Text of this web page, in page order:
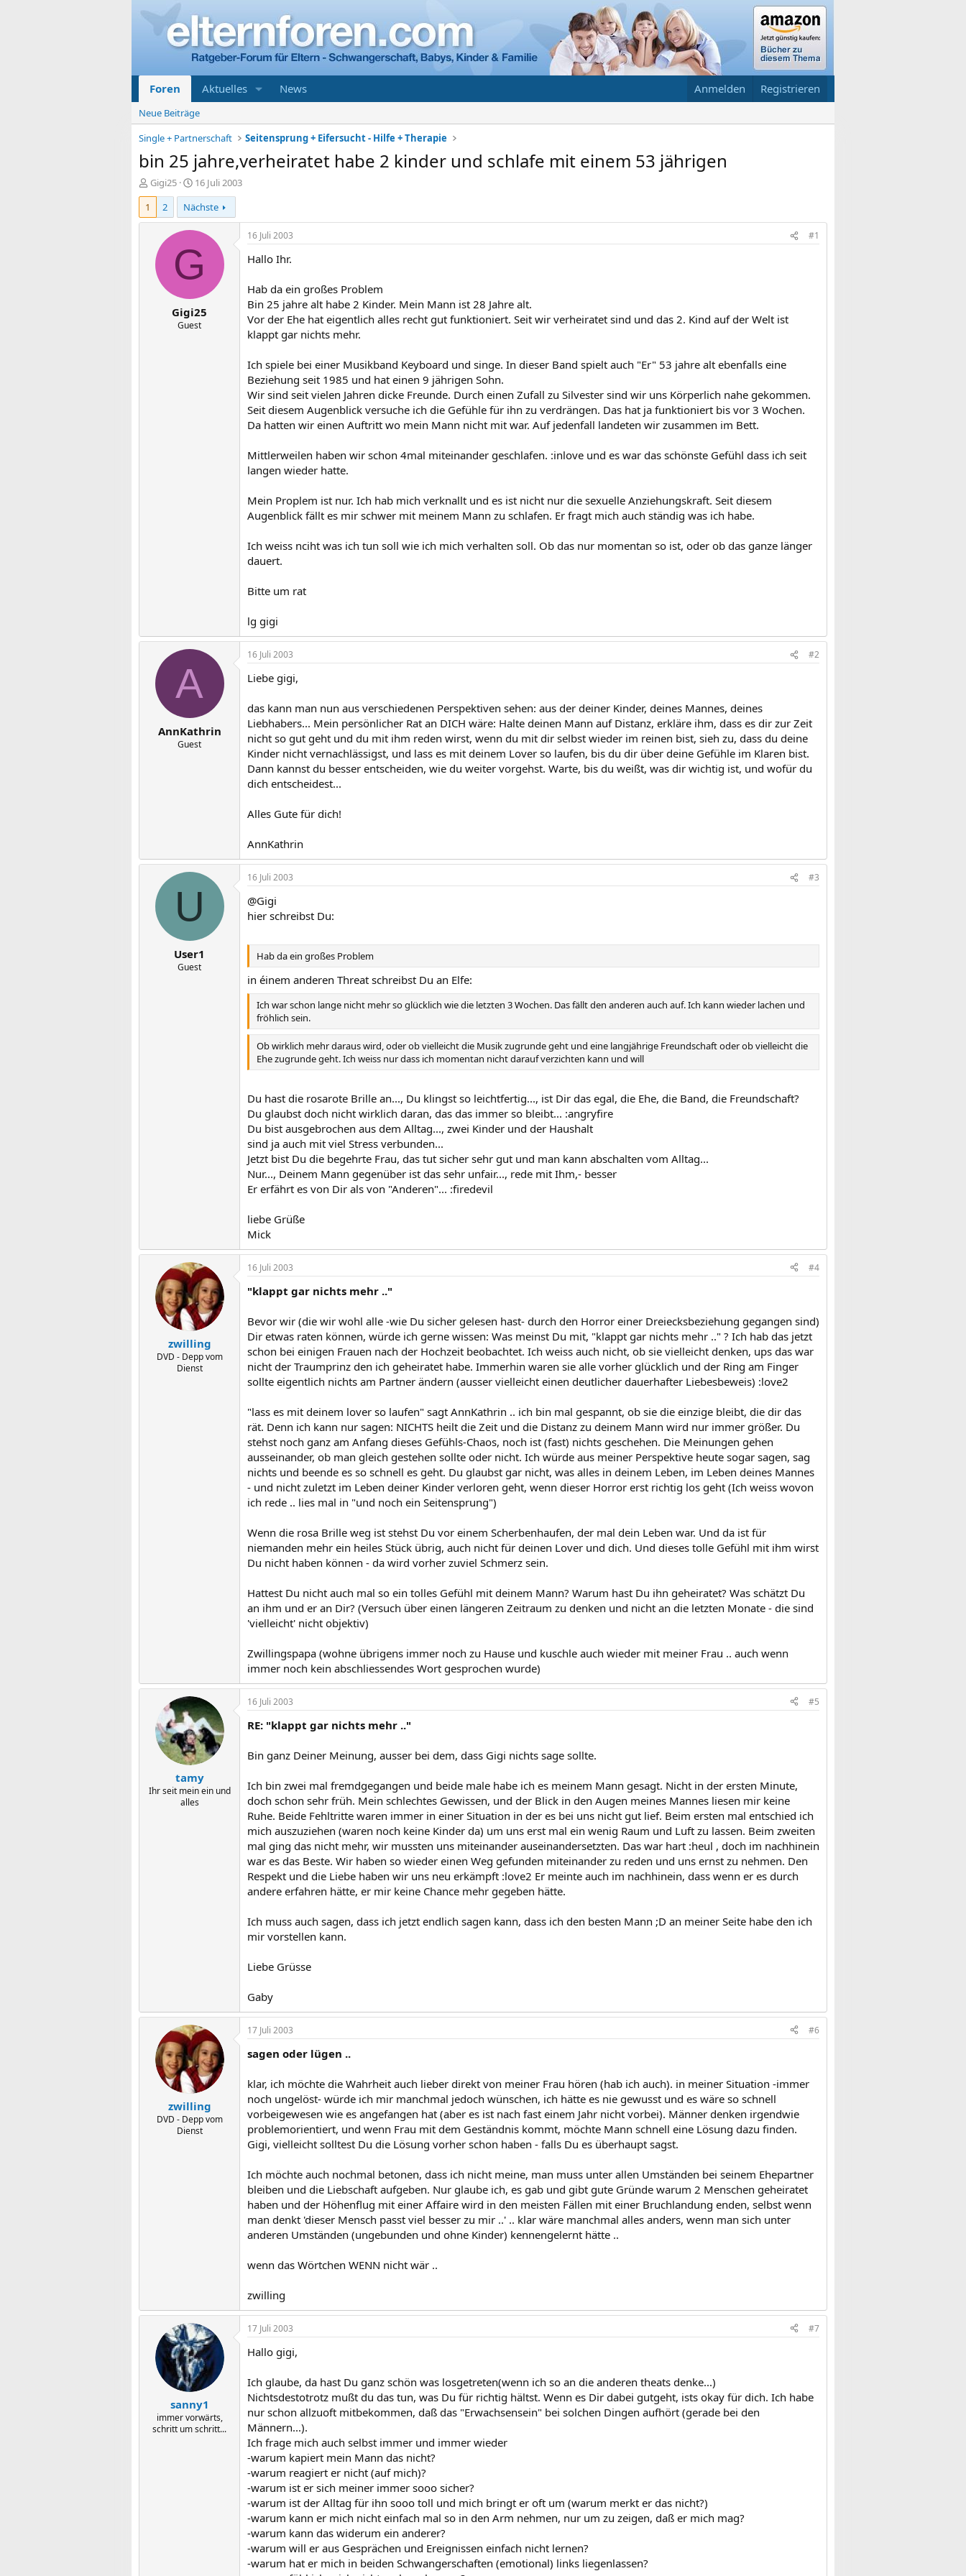
Foren Aktuelles News Anmelden Registrieren
Neue Beiträge
Single + Partnerschaft
Seitensprung + Eifersucht - Hilfe + Therapie
bin 25 jahre,verheiratet habe 2 kinder und schlafe mit einem 53 jährigen
E
r
t
Gigi25
E
r
s
t
e
l
t
m
16 Juli 2003
1
2 Nächste
G
Gigi25
Guest
16 Juli 2003 #1
Hallo Ihr.
Hab da ein großes Problem
Bin 25 jahre alt habe 2 Kinder. Mein Mann ist 28 Jahre alt.
Vor der Ehe hat eigentlich alles recht gut funktioniert. Seit wir verheiratet sind und das 2. Kind auf der Welt ist
klappt gar nichts mehr.
Ich spiele bei einer Musikband Keyboard und singe. In dieser Band spielt auch "Er" 53 jahre alt ebenfalls eine
Beziehung seit 1985 und hat einen 9 jährigen Sohn.
Wir sind seit vielen Jahren dicke Freunde. Durch einen Zufall zu Silvester sind wir uns Körperlich nahe gekommen.
Seit diesem Augenblick versuche ich die Gefühle für ihn zu verdrängen. Das hat ja funktioniert bis vor 3 Wochen.
Da hatten wir einen Auftritt wo mein Mann nicht mit war. Auf jedenfall landeten wir zusammen im Bett.
Mittlerweilen haben wir schon 4mal miteinander geschlafen. :inlove und es war das schönste Gefühl dass ich seit
langen wieder hatte.
Mein Proplem ist nur. Ich hab mich verknallt und es ist nicht nur die sexuelle Anziehungskraft. Seit diesem
Augenblick fällt es mir schwer mit meinem Mann zu schlafen. Er fragt mich auch ständig was ich habe.
Ich weiss nciht was ich tun soll wie ich mich verhalten soll. Ob das nur momentan so ist, oder ob das ganze länger
dauert.
Bitte um rat
lg gigi
A
AnnKathrin
Guest
16 Juli 2003 #2
Liebe gigi,
das kann man nun aus verschiedenen Perspektiven sehen: aus der deiner Kinder, deines Mannes, deines
Liebhabers... Mein persönlicher Rat an DICH wäre: Halte deinen Mann auf Distanz, erkläre ihm, dass es dir zur Zeit
nicht so gut geht und du mit ihm reden wirst, wenn du mit dir selbst wieder im reinen bist, sieh zu, dass du deine
Kinder nicht vernachlässigst, und lass es mit deinem Lover so laufen, bis du dir über deine Gefühle im Klaren bist.
Dann kannst du besser entscheiden, wie du weiter vorgehst. Warte, bis du weißt, was dir wichtig ist, und wofür du
dich entscheidest...
Alles Gute für dich!
AnnKathrin
U
User1
Guest
16 Juli 2003 #3
@Gigi
hier schreibst Du:
Hab da ein großes Problem
in éinem anderen Threat schreibst Du an Elfe:
Ich war schon lange nicht mehr so glücklich wie die letzten 3 Wochen. Das fällt den anderen auch auf. Ich kann wieder lachen und
fröhlich sein.
Ob wirklich mehr daraus wird, oder ob vielleicht die Musik zugrunde geht und eine langjährige Freundschaft oder ob vielleicht die
Ehe zugrunde geht. Ich weiss nur dass ich momentan nicht darauf verzichten kann und will
Du hast die rosarote Brille an..., Du klingst so leichtfertig..., ist Dir das egal, die Ehe, die Band, die Freundschaft?
Du glaubst doch nicht wirklich daran, das das immer so bleibt... :angryfire
Du bist ausgebrochen aus dem Alltag..., zwei Kinder und der Haushalt
sind ja auch mit viel Stress verbunden...
Jetzt bist Du die begehrte Frau, das tut sicher sehr gut und man kann abschalten vom Alltag...
Nur..., Deinem Mann gegenüber ist das sehr unfair..., rede mit Ihm,- besser
Er erfährt es von Dir als von "Anderen"... :firedevil
liebe Grüße
Mick
zwilling
DVD - Depp vom
Dienst
16 Juli 2003 #4
"klappt gar nichts mehr .."
Bevor wir (die wir wohl alle -wie Du sicher gelesen hast- durch den Horror einer Dreiecksbeziehung gegangen sind)
Dir etwas raten können, würde ich gerne wissen: Was meinst Du mit, "klappt gar nichts mehr .." ? Ich hab das jetzt
schon bei einigen Frauen nach der Hochzeit beobachtet. Ich weiss auch nicht, ob sie vielleicht denken, ups das war
nicht der Traumprinz den ich geheiratet habe. Immerhin waren sie alle vorher glücklich und der Ring am Finger
sollte eigentlich nichts am Partner ändern (ausser vielleicht einen deutlicher dauerhafter Liebesbeweis) :love2
"lass es mit deinem lover so laufen" sagt AnnKathrin .. ich bin mal gespannt, ob sie die einzige bleibt, die dir das
rät. Denn ich kann nur sagen: NICHTS heilt die Zeit und die Distanz zu deinem Mann wird nur immer größer. Du
stehst noch ganz am Anfang dieses Gefühls-Chaos, noch ist (fast) nichts geschehen. Die Meinungen gehen
ausseinander, ob man gleich gestehen sollte oder nicht. Ich würde aus meiner Perspektive heute sogar sagen, sag
nichts und beende es so schnell es geht. Du glaubst gar nicht, was alles in deinem Leben, im Leben deines Mannes
- und nicht zuletzt im Leben deiner Kinder verloren geht, wenn dieser Horror erst richtig los geht (Ich weiss wovon
ich rede .. lies mal in "und noch ein Seitensprung")
Wenn die rosa Brille weg ist stehst Du vor einem Scherbenhaufen, der mal dein Leben war. Und da ist für
niemanden mehr ein heiles Stück übrig, auch nicht für deinen Lover und dich. Und dieses tolle Gefühl mit ihm wirst
Du nicht haben können - da wird vorher zuviel Schmerz sein.
Hattest Du nicht auch mal so ein tolles Gefühl mit deinem Mann? Warum hast Du ihn geheiratet? Was schätzt Du
an ihm und er an Dir? (Versuch über einen längeren Zeitraum zu denken und nicht an die letzten Monate - die sind
'vielleicht' nicht objektiv)
Zwillingspapa (wohne übrigens immer noch zu Hause und kuschle auch wieder mit meiner Frau .. auch wenn
immer noch kein abschliessendes Wort gesprochen wurde)
tamy
Ihr seit mein ein und
alles
16 Juli 2003 #5
RE: "klappt gar nichts mehr .."
Bin ganz Deiner Meinung, ausser bei dem, dass Gigi nichts sage sollte.
Ich bin zwei mal fremdgegangen und beide male habe ich es meinem Mann gesagt. Nicht in der ersten Minute,
doch schon sehr früh. Mein schlechtes Gewissen, und der Blick in den Augen meines Mannes liesen mir keine
Ruhe. Beide Fehltritte waren immer in einer Situation in der es bei uns nicht gut lief. Beim ersten mal entschied ich
mich auszuziehen (waren noch keine Kinder da) um uns erst mal ein wenig Raum und Luft zu lassen. Beim zweiten
mal ging das nicht mehr, wir mussten uns miteinander auseinandersetzten. Das war hart :heul , doch im nachhinein
war es das Beste. Wir haben so wieder einen Weg gefunden miteinander zu reden und uns ernst zu nehmen. Den
Respekt und die Liebe haben wir uns neu erkämpft :love2 Er meinte auch im nachhinein, dass wenn er es durch
andere erfahren hätte, er mir keine Chance mehr gegeben hätte.
Ich muss auch sagen, dass ich jetzt endlich sagen kann, dass ich den besten Mann ;D an meiner Seite habe den ich
mir vorstellen kann.
Liebe Grüsse
Gaby
zwilling
DVD - Depp vom
Dienst
17 Juli 2003 #6
sagen oder lügen ..
klar, ich möchte die Wahrheit auch lieber direkt von meiner Frau hören (hab ich auch). in meiner Situation -immer
noch ungelöst- würde ich mir manchmal jedoch wünschen, ich hätte es nie gewusst und es wäre so schnell
vorbeigewesen wie es angefangen hat (aber es ist nach fast einem Jahr nicht vorbei). Männer denken irgendwie
problemorientiert, und wenn Frau mit dem Geständnis kommt, möchte Mann schnell eine Lösung dazu finden.
Gigi, vielleicht solltest Du die Lösung vorher schon haben - falls Du es überhaupt sagst.
Ich möchte auch nochmal betonen, dass ich nicht meine, man muss unter allen Umständen bei seinem Ehepartner
bleiben und die Liebschaft aufgeben. Nur glaube ich, es gab und gibt gute Gründe warum 2 Menschen geheiratet
haben und der Höhenflug mit einer Affaire wird in den meisten Fällen mit einer Bruchlandung enden, selbst wenn
man denkt 'dieser Mensch passt viel besser zu mir ..' .. klar wäre manchmal alles anders, wenn man sich unter
anderen Umständen (ungebunden und ohne Kinder) kennengelernt hätte ..
wenn das Wörtchen WENN nicht wär ..
zwilling
sanny1
immer vorwärts,
schritt um schritt...
17 Juli 2003 #7
Hallo gigi,
Ich glaube, da hast Du ganz schön was losgetreten(wenn ich so an die anderen theats denke...)
Nichtsdestotrotz mußt du das tun, was Du für richtig hältst. Wenn es Dir dabei gutgeht, ists okay für dich. Ich habe
nur schon allzuoft mitbekommen, daß das "Erwachsensein" bei solchen Dingen aufhört (gerade bei den
Männern...).
Ich frage mich auch selbst immer und immer wieder
-warum kapiert mein Mann das nicht?
-warum reagiert er nicht (auf mich)?
-warum ist er sich meiner immer sooo sicher?
-warum ist der Alltag für ihn sooo toll und mich bringt er oft um (warum merkt er das nicht?)
-warum kann er mich nicht einfach mal so in den Arm nehmen, nur um zu zeigen, daß er mich mag?
-warum kann das widerum ein anderer?
-warum will er aus Gesprächen und Ereignissen einfach nicht lernen?
-warum hat er mich in beiden Schwangerschaften (emotional) links liegenlassen?